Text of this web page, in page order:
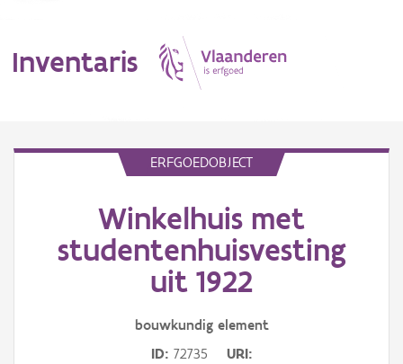
Inventaris
Aanduidingsobject
ERFGOEDOBJECT
Winkelhuis met
studentenhuisvesting
uit 1922
bouwkundig element
ID 72735
URI